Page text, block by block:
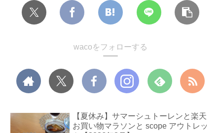
wacoをフォローする
【夏休み】サマーシュトーレンと楽天
お買い物マラソンと scope アウトレッ